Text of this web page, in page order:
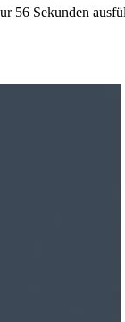
Sekunden